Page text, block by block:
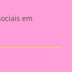
em